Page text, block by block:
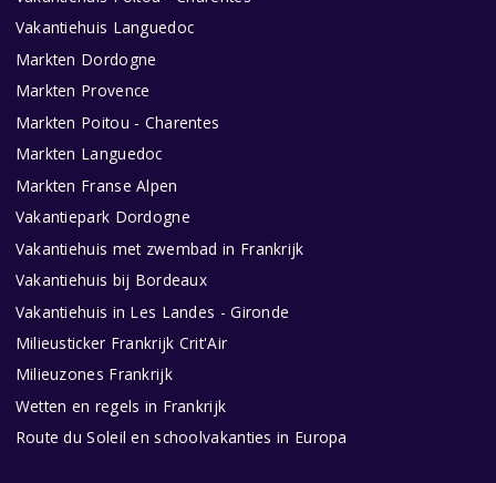
Vakantiehuis Languedoc
Markten Dordogne
Markten Provence
Markten Poitou - Charentes
Markten Languedoc
Markten Franse Alpen
Vakantiepark Dordogne
Vakantiehuis met zwembad in Frankrijk
Vakantiehuis bij Bordeaux
Vakantiehuis in Les Landes - Gironde
Milieusticker Frankrijk Crit'Air
Milieuzones Frankrijk
Wetten en regels in Frankrijk
Route du Soleil en schoolvakanties in Europa